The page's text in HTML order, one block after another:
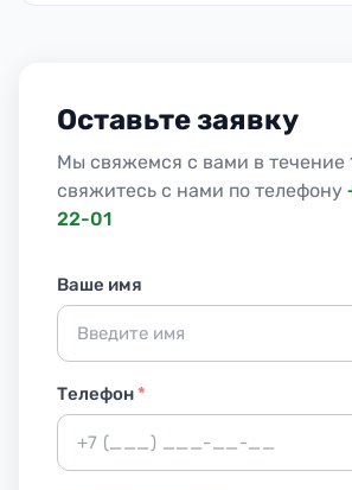
Оставьте заявку
Мы свяжемся с вами в течение
свяжитесь с нами по телефону
22-01
Ваше имя
Телефон*